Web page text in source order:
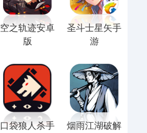
空之轨迹安卓
版
圣斗士星矢手
游
口袋狼人杀手
烟雨江湖破解